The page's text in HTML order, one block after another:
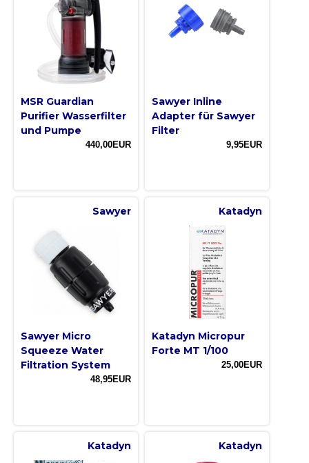
MSR Guardian
Purifier Wasserfilter
und Pumpe
440,00EUR
Sawyer Inline
Adapter für Sawyer
Filter
9,95EUR
Sawyer
Sawyer Micro
Squeeze Water
Filtration System
48,95EUR
Katadyn
Katadyn Micropur
Forte MT 1/100
25,00EUR
Katadyn Katadyn